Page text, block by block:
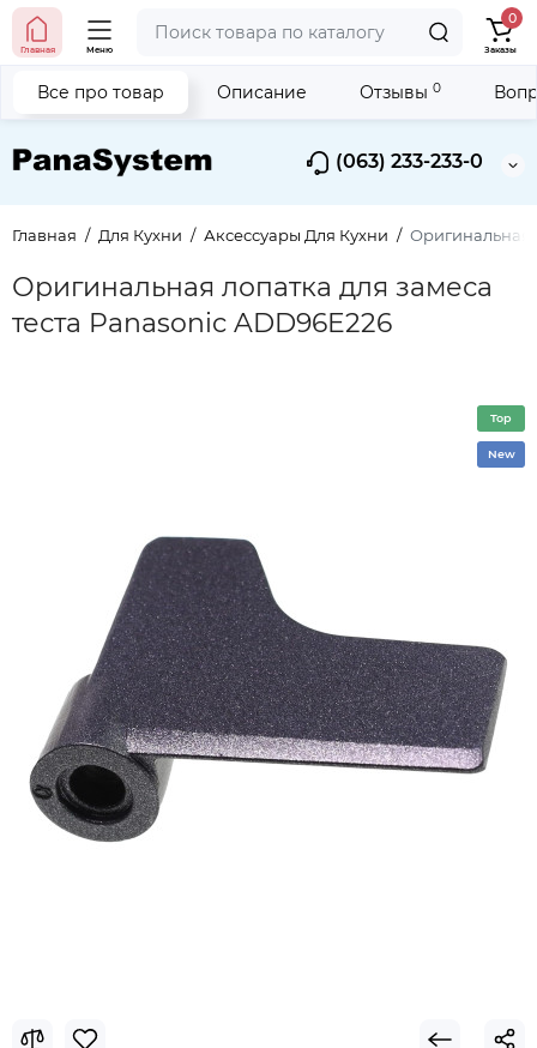
(063) 233-233-0
Главная Меню
0
Заказы
Главная Для Кухни Аксессуары Для Кухни Оригинальная
Оригинальная лопатка для замеса
теста Panasonic ADD96E226
Все про товар Описание Отзывы 0
Top
New